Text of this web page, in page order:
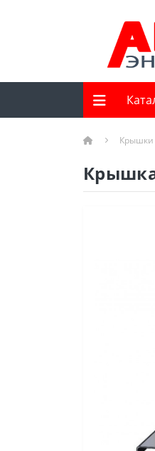
Крышки
Крышка